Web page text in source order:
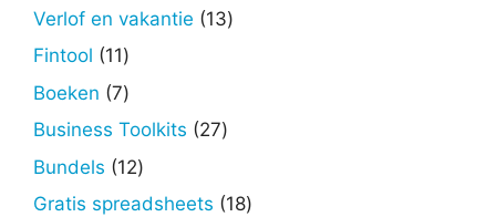
Verlof en vakantie 1313
Fintool 1111
producten
Boeken 77
producten
Business Toolkits 2727
Bundels 1212
producten
Gratis spreadsheets 1818